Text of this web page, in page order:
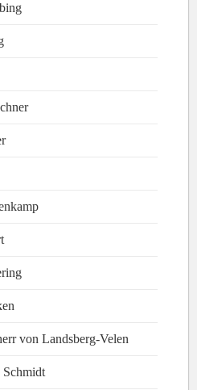
von Landsberg-Velen
Schmidt